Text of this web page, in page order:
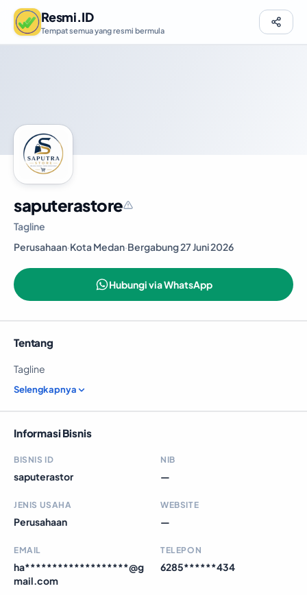
Resmi.ID
Tempat semua yang resmi bermula
saputerastore
Tagline
Perusahaan·Kota Medan·Bergabung 27 Juni 2026
Hubungi via WhatsApp
Tentang
Tagline
Selengkapnya
Informasi Bisnis
BISNIS ID
saputerastor
NIB
—
JENIS USAHA
Perusahaan
WEBSITE
—
EMAIL
ha*******************@g
mail.com
TELEPON
6285******434